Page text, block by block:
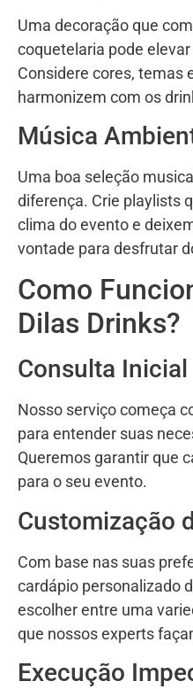
Uma decoração que
coquetelaria pode
Considere cores, temas
harmonizem com os
Música
Uma boa seleção
diferença. Crie playlists
clima do evento e
vontade para desfrutar
Como
Dilas Drinks?
Consulta Inicial
Nosso serviço começa
para entender suas
Queremos garantir que
para o seu evento.
Customização
Com base nas suas
cardápio personalizado
escolher entre uma
que nossos experts
Execução